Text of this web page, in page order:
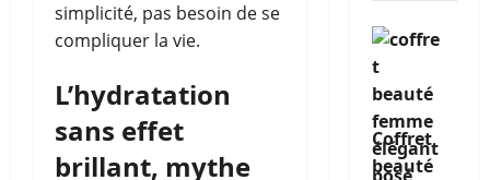
simplicité, pas besoin de se
compliquer la vie.
L’hydratation
sans effet
brillant, mythe
Coffret
beauté